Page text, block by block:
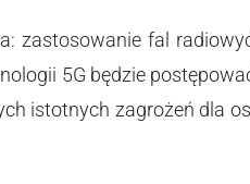
zastosowanie fal
5G będzie
istotnych zagrożeń dla